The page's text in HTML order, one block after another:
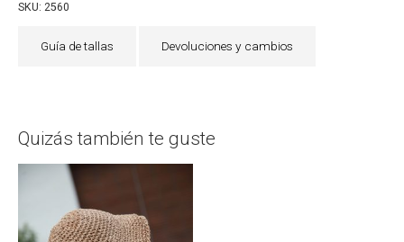
SKU: 2560
Guía de tallas Devoluciones y cambios
Quizás también te guste